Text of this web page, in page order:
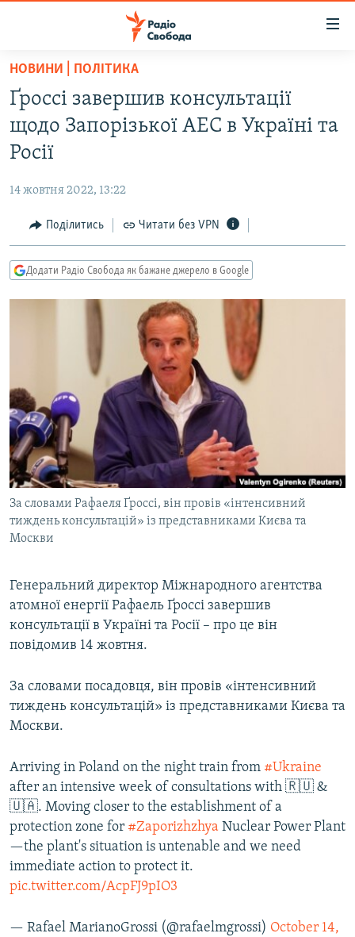
Перейти
основного
матеріалу
Перейти
до
основної
Перейти
до
пошуку
РАДІО СВОБОДА – 70 РОКІВ
ВСЕ ЗА ДОБУ
СТАТТІ
СУСПІЛЬСТВО
РОСІЙСЬКА «ФІЛЬТРАЦІЯ»
ДОНБАС.РЕАЛІЇ
ТИ ЯК?
МУЛЬТИМЕДІА
ФОТО
СПЕЦПРОЄКТИ
ПОДКАСТИ
КРИМ РЕАЛІЇ
РУС
КТАТ
Усі сайти RFE/RL
НОВИНИ | ПОЛІТИКА
Ґроссі завершив консультації
щодо Запорізької АЕС в Україні та
Росії
14 жовтня 2022, 13:22
Поділитись Читати без VPN
Додати Радіо Свобода як бажане джерело в Google
За словами Рафаеля Ґроссі, він провів «інтенсивний
тиждень консультацій» із представниками Києва та
Москви
Генеральний директор Міжнародного агентства
атомної енергії Рафаель Ґроссі завершив
консультації в Україні та Росії – про це він
повідомив 14 жовтня.
За словами посадовця, він провів «інтенсивний
тиждень консультацій» із представниками Києва та
Москви.
Arriving in Poland on the night train from #Ukraine
after an intensive week of consultations with 🇷🇺 &
🇺🇦. Moving closer to the establishment of a
protection zone for #Zaporizhzhya Nuclear Power Plant
—the plant's situation is untenable and we need
immediate action to protect it.
pic.twitter.com/AcpFJ9pIO3
— Rafael MarianoGrossi (@rafaelmgrossi) October 14,